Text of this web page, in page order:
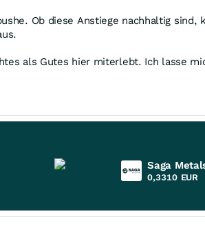
Ob diese Anstiege nachhaltig
als Gutes hier miterlebt. Ich lasse
Saga
0,3310 EUR